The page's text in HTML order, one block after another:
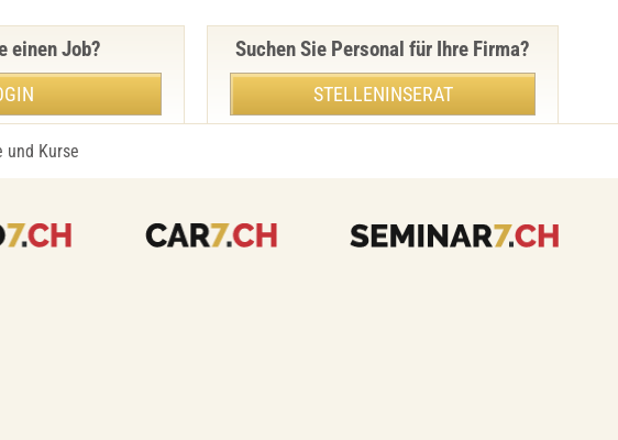
und Kurse
einen Job? Suchen Sie Personal für Ihre Firma?
STELLENINSERAT